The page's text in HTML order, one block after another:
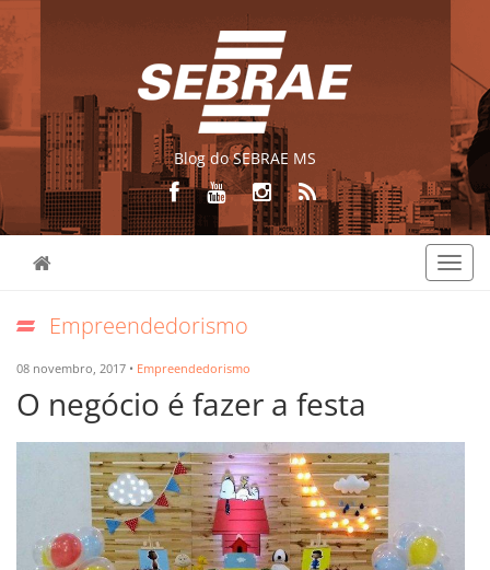
Blog do SEBRAE MS
Empreendedorismo
08 novembro, 2017 • Empreendedorismo
O negócio é fazer a festa